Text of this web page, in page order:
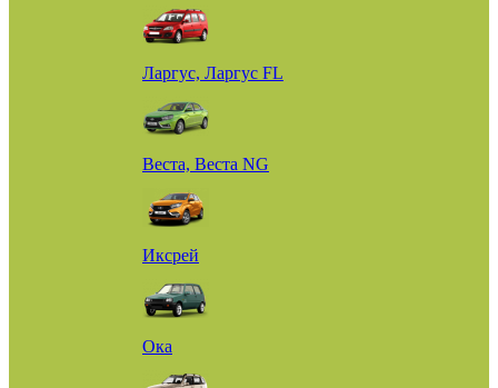
Ларгус, Ларгус FL
Веста, Веста NG
Иксрей
Ока